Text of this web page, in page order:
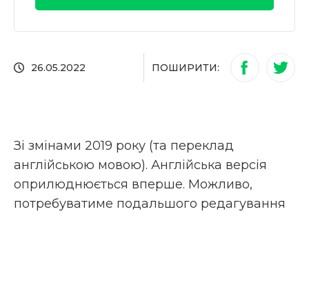
26.05.2022 ПОШИРИТИ:
Зі змінами 2019 року (та переклад
англійською мовою). Англійська версія
оприлюднюється вперше. Можливо,
потребуватиме подальшого редагування